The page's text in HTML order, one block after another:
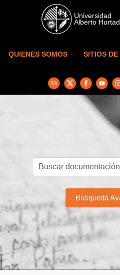
Skip to main content
QUIENES SOMOS SITIOS DE
Búsqueda